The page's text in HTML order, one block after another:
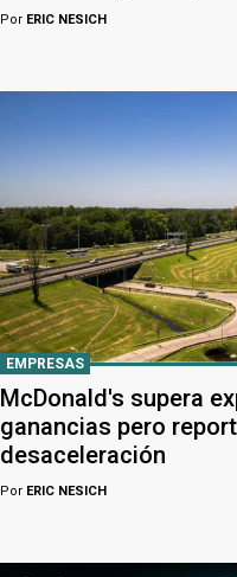
Por ERIC NESICH
EMPRESAS
McDonald's supera
ganancias pero
desaceleración
Por ERIC NESICH